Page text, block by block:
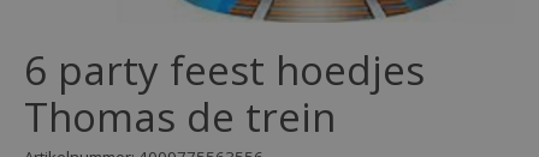
6 party feest hoedjes
Thomas de trein